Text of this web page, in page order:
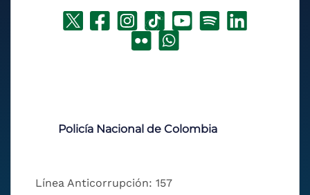
Policía Nacional de Colombia
Línea Anticorrupción: 157